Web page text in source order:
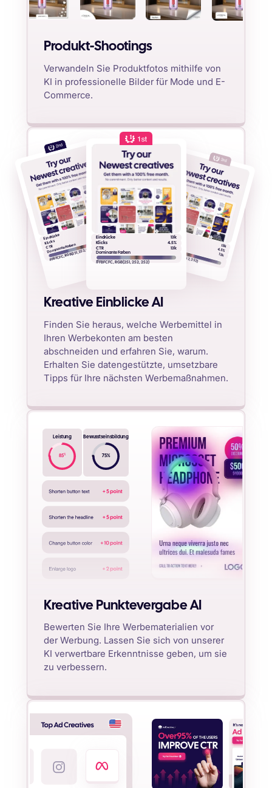
Produkt-Shootings
Verwandeln Sie Produktfotos mithilfe von
KI in professionelle Bilder für Mode und E-
Commerce.
Eindrücke
13k
Klicks
4.5%
CTR
13k
Dominante Farben
#FBFCFC, RGB(251, 252, 252)
2
Eindrücke
13k
Klicks
4.5%
CTR
13k
Dominante Farben
#FBFCFC, RGB(251, 252, 252)
1
Eindrücke
13k
Klicks
4.5%
13k
Dominante Farben
#FBFCFC, RGB(251, 252, 252)
Kreative Einblicke AI
Finden Sie heraus, welche Werbemittel in
Ihren Werbekonten am besten
abschneiden und erfahren Sie, warum.
Erhalten Sie datengestützte, umsetzbare
Tipps für Ihre nächsten Werbemaßnahmen.
Leistung
85%
Bewusstseinsbildung
75%
Kreative Punktevergabe AI
Bewerten Sie Ihre Werbematerialien vor
der Werbung. Lassen Sie sich von unserer
KI verwertbare Erkenntnisse geben, um sie
zu verbessern.